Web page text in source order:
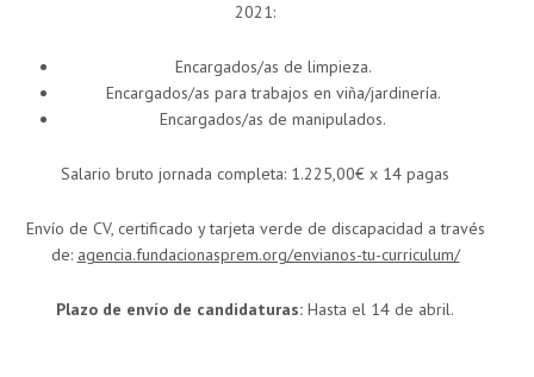
2021:
Encargados/as de limpieza.
Encargados/as para trabajos en viña/jardinería.
Encargados/as de manipulados.
Salario bruto jornada completa: 1.225,00€ x 14 pagas
Envío de CV, certificado y tarjeta verde de discapacidad a través
de: agencia.fundacionasprem.org/envianos-tu-curriculum/
Plazo de envío de candidaturas: Hasta el 14 de abril.